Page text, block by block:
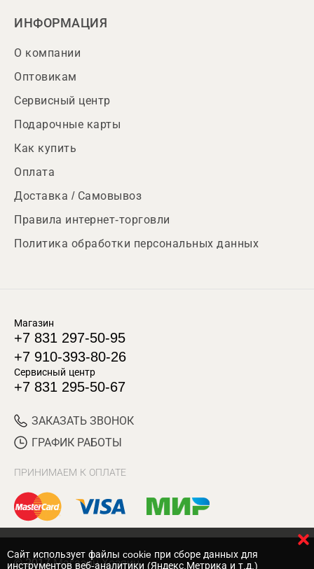
ИНФОРМАЦИЯ
О компании
Оптовикам
Сервисный центр
Подарочные карты
Как купить
Оплата
Доставка / Самовывоз
Правила интернет-торговли
Политика обработки персональных данных
Магазин
+7 831 297-50-95
+7 910-393-80-26
Сервисный центр
+7 831 295-50-67
ЗАКАЗАТЬ ЗВОНОК
ГРАФИК РАБОТЫ
ПРИНИМАЕМ К ОПЛАТЕ
© 2017 Магазин Хозяин
Cайт использует файлы cookie при сборе данных для
инструментов веб-аналитики (Яндекс.Метрика и т.д.)